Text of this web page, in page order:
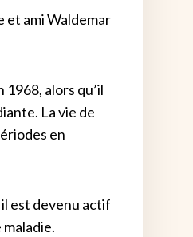
et ami Waldemar
alors qu’il
La vie de
en
il est devenu actif